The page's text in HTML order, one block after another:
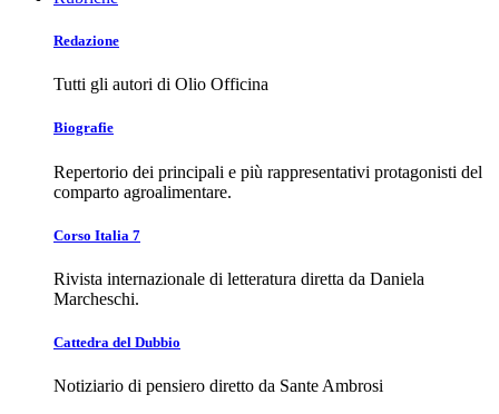
Redazione
Tutti gli autori di Olio Officina
Biografie
Repertorio dei principali e più rappresentativi protagonisti del
comparto agroalimentare.
Corso Italia 7
Rivista internazionale di letteratura diretta da Daniela
Marcheschi.
Cattedra del Dubbio
Notiziario di pensiero diretto da Sante Ambrosi